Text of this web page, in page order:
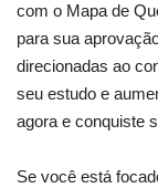
com o Mapa de
para sua
direcionadas ao
seu estudo e
agora e conquiste
Se você está